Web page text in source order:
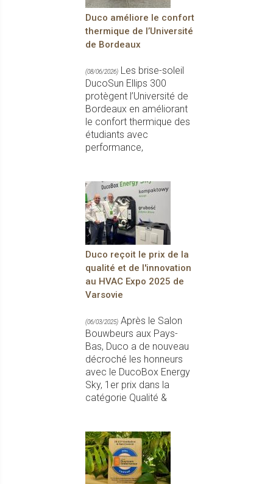
Duco améliore le confort
thermique de l’Université
de Bordeaux
(08/06/2026) Les brise-soleil
DucoSun Ellips 300
protègent l’Université de
Bordeaux en améliorant
le confort thermique des
étudiants avec
performance,
Duco reçoit le prix de la
qualité et de l'innovation
au HVAC Expo 2025 de
Varsovie
(06/03/2025) Après le Salon
Bouwbeurs aux Pays-
Bas, Duco a de nouveau
décroché les honneurs
avec le DucoBox Energy
Sky, 1er prix dans la
catégorie Qualité &